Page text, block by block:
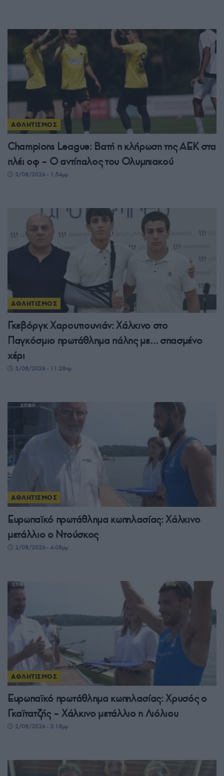
ΑΘΛΗΤΙΣΜΟΣ
Champions League: Βατή η κλήρωση της ΑΕΚ στα
πλέι οφ – Ο αντίπαλος του Ολυμπιακού
3/08/2026 - 1:54μμ
ΑΘΛΗΤΙΣΜΟΣ
Γκεβόργκ Χαρουτιουνιάν: Χάλκινο στο
Παγκόσμιο πρωτάθλημα πάλης με… σπασμένο
χέρι
3/08/2026 - 11:28πμ
ΑΘΛΗΤΙΣΜΟΣ
Ευρωπαϊκό πρωτάθλημα κωπηλασίας: Χάλκινο
μετάλλιο ο Ντούσκος
2/08/2026 - 4:08μμ
ΑΘΛΗΤΙΣΜΟΣ
Ευρωπαϊκό πρωτάθλημα κωπηλασίας: Χρυσός ο
Γκαϊτατζής – Χάλκινο μετάλλιο η Λιόλιου
2/08/2026 - 3:18μμ